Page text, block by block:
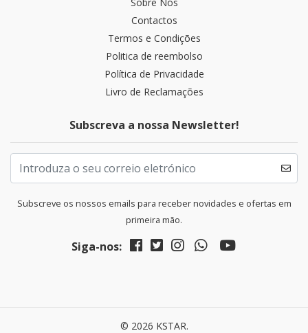
Contactos
Termos e Condições
Politica de reembolso
Política de Privacidade
Livro de Reclamações
Subscreva a nossa Newsletter!
Subscreve os nossos emails para receber novidades e ofertas em
primeira mão.
Siga-nos:
© 2026 KSTAR.